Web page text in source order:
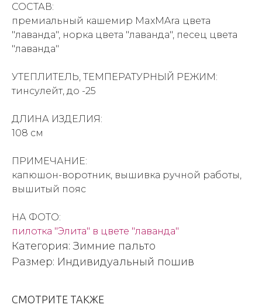
СОСТАВ:
премиальный кашемир MaxMAra цвета
"лаванда", норка цвета "лаванда", песец цвета
"лаванда"
УТЕПЛИТЕЛЬ, ТЕМПЕРАТУРНЫЙ РЕЖИМ:
тинсулейт, до -25
ДЛИНА ИЗДЕЛИЯ:
108 см
ПРИМЕЧАНИЕ:
капюшон-воротник, вышивка ручной работы,
вышитый пояс
НА ФОТО:
пилотка "Элита" в цвете "лаванда"
Категория: Зимние пальто
Размер: Индивидуальный пошив
СМОТРИТЕ ТАКЖЕ